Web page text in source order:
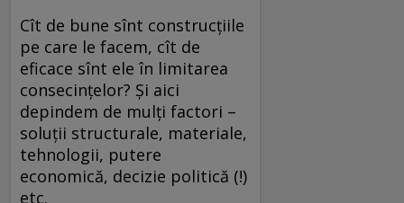
Cît de bune sînt construcţiile
pe care le facem, cît de
eficace sînt ele în limitarea
consecinţelor? Şi aici
depindem de mulţi factori –
soluţii structurale, materiale,
tehnologii, putere
economică, decizie politică (!)
etc.